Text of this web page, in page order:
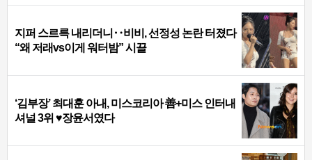
지퍼 스르륵 내리더니‥비비, 선정성 논란 터졌다
“왜 저래vs이게 워터밤” 시끌
‘김부장’ 최대훈 아내, 미스코리아 善+미스 인터내
셔널 3위 ♥장윤서였다